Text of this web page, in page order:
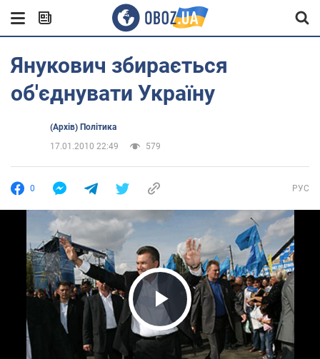
Янукович збирається
об'єднувати Україну
(Архів) Політика
17.01.2010 22:49
579
0 РУС
Play Video